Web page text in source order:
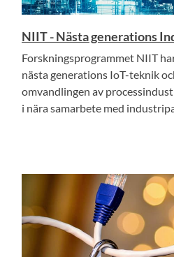
NIIT - Nästa generations
Forskningsprogrammet NIIT
nästa generations IoT-teknik
omvandlingen av
i nära samarbete med